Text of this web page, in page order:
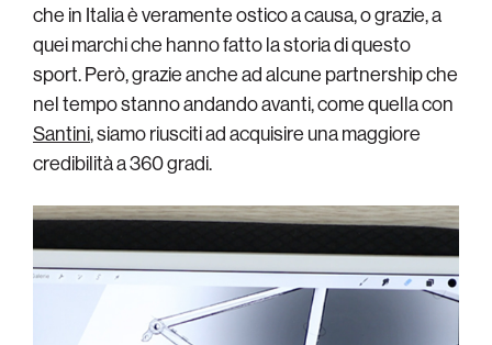
che in Italia è veramente ostico a causa, o grazie, a
quei marchi che hanno fatto la storia di questo
sport. Però, grazie anche ad alcune partnership che
nel tempo stanno andando avanti, come quella con
Santini, siamo riusciti ad acquisire una maggiore
credibilità a 360 gradi.